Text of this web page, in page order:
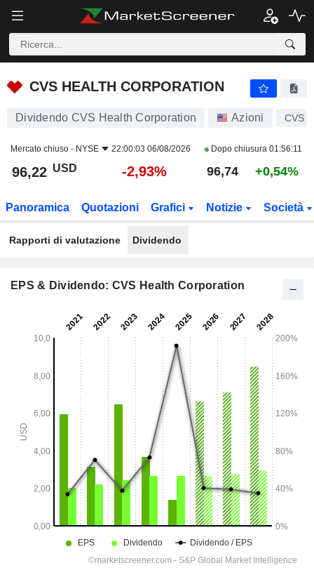
CVS HEALTH CORPORATION
CVS HEALTH CORPORATION
Dividendo CVS Health Corporation Azioni CVS
Mercato chiuso - NYSE 22:00:03 06/08/2026 Dopo chiusura 01:56:11
96,22 USD -2,93% 96,74 +0,54%
Panoramica Quotazioni Grafici Notizie Società
Rapporti di valutazione Dividendo
EPS & Dividendo: CVS Health Corporation